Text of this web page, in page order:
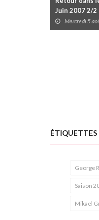
Juin 2007 2/2
Mercredi 5
ÉTIQUETTES
George
Saison
Mikael